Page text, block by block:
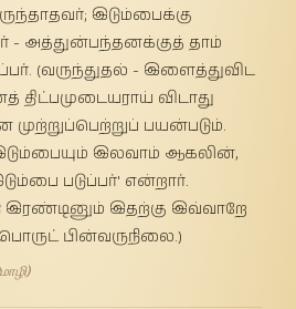
இடும்பைக்கு
- அத்துன்பந்தனக்குத் தாம்
(வருந்துதல் - இளைத்துவிட
திட்பமுடையராய் விடாது
பயன்படும்.
இலவாம் ஆகலின்,
படுப்பர்' என்றார்.
இரண்டினும் இதற்கு இவ்வாறே
பின்வருநிலை.)